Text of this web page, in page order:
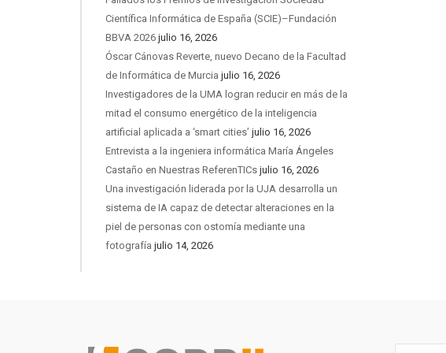
Científica Informática de España (SCIE)–Fundación
BBVA 2026 julio 16, 2026
Óscar Cánovas Reverte, nuevo Decano de la Facultad
de Informática de Murcia julio 16, 2026
Investigadores de la UMA logran reducir en más de la
mitad el consumo energético de la inteligencia
artificial aplicada a ‘smart cities’ julio 16, 2026
Entrevista a la ingeniera informática María Ángeles
Castaño en Nuestras ReferenTICs julio 16, 2026
Una investigación liderada por la UJA desarrolla un
sistema de IA capaz de detectar alteraciones en la
piel de personas con ostomía mediante una
fotografía julio 14, 2026